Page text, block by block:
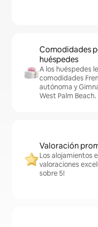
Comodidades
huéspedes
A los huéspedes
comodidades
autónoma y
West Palm Beach.
Valoración
Los alojamientos
valoraciones
sobre 5!